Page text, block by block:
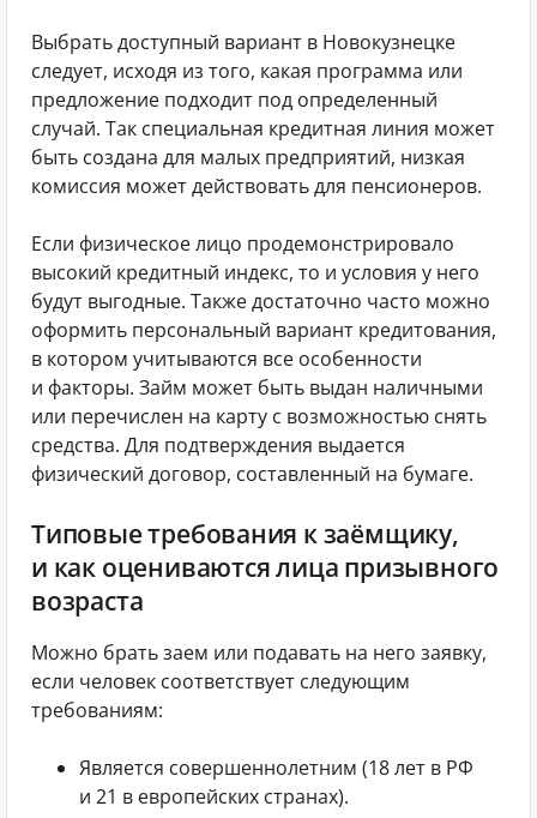
Выбрать доступный вариант в Новокузнецке
следует, исходя из того, какая программа или
предложение подходит под определенный
случай. Так специальная кредитная линия может
быть создана для малых предприятий, низкая
комиссия может действовать для пенсионеров.
Если физическое лицо продемонстрировало
высокий кредитный индекс, то и условия у него
будут выгодные. Также достаточно часто можно
оформить персональный вариант кредитования,
в котором учитываются все особенности
и факторы. Займ может быть выдан наличными
или перечислен на карту с возможностью снять
средства. Для подтверждения выдается
физический договор, составленный на бумаге.
Типовые требования к заёмщику,
и как оцениваются лица призывного
возраста
Можно брать заем или подавать на него заявку,
если человек соответствует следующим
требованиям:
Является совершеннолетним (18 лет в РФ
и 21 в европейских странах).